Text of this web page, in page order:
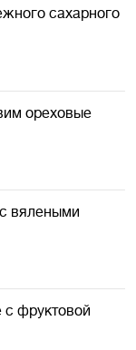
сахарного
ореховые
вялеными
фруктовой